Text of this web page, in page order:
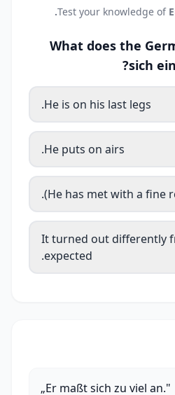
Test your knowledge of
What does the
sich
He is on his last legs.
He puts on airs.
He has met with a fine
It turned out differently
expected.
„Er maßt sich zu viel an."